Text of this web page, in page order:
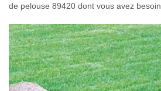
de pelouse 89420 dont vous avez besoin.